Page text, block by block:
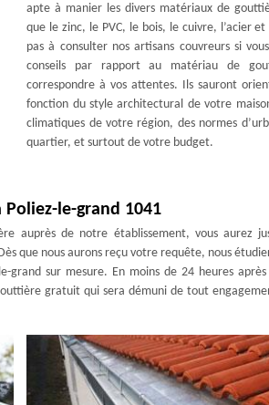
apte à manier les divers matériaux de
que le zinc, le PVC, le bois, le cuivre, l’acier
pas à consulter nos artisans couvreurs si
conseils par rapport au matériau de
correspondre à vos attentes. Ils sauront
fonction du style architectural de votre
climatiques de votre région, des normes
quartier, et surtout de votre budget.
le-grand 1041
auprès de notre établissement, vous aurez
que nous aurons reçu votre requête, nous
sur mesure. En moins de 24 heures
gratuit qui sera démuni de tout